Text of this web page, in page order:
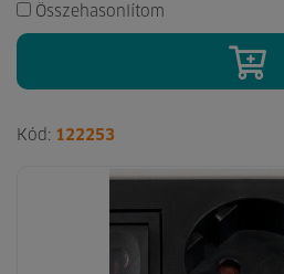
Összehasonlítom
Kód: 122253